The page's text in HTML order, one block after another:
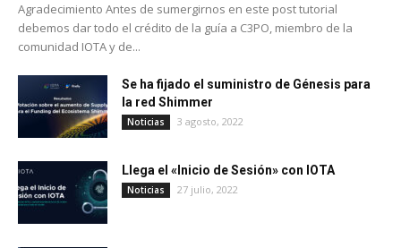
Agradecimiento Antes de sumergirnos en este post tutorial
debemos dar todo el crédito de la guía a C3PO, miembro de la
comunidad IOTA y de...
Se ha fijado el suministro de Génesis para
la red Shimmer
Noticias 3 agosto, 2022
Llega el «Inicio de Sesión» con IOTA
Noticias 27 julio, 2022